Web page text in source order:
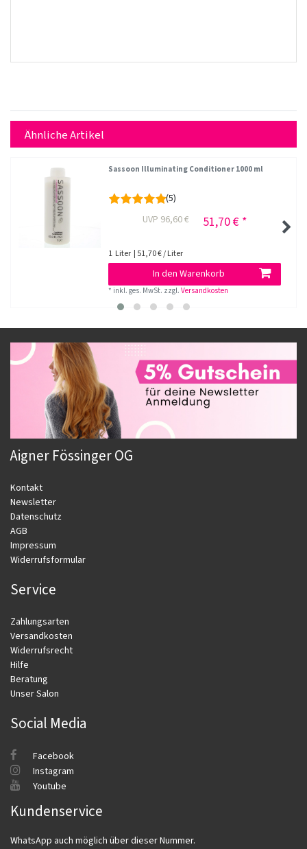
Ähnliche Artikel
Sassoon Illuminating Conditioner 1000 ml
(5)
UVP 96,60 €
51,70 € *
1 Liter | 51,70 € / Liter
In den Warenkorb
* inkl. ges. MwSt. zzgl.Versandkosten
Aigner Fössinger OG
Kontakt
Newsletter
Datenschutz
AGB
Impressum
Widerrufsformular
Service
Zahlungsarten
Versandkosten
Widerrufsrecht
Hilfe
Beratung
Unser Salon
Social Media
Facebook
Instagram
Youtube
Kundenservice
WhatsApp auch möglich über dieser Nummer.